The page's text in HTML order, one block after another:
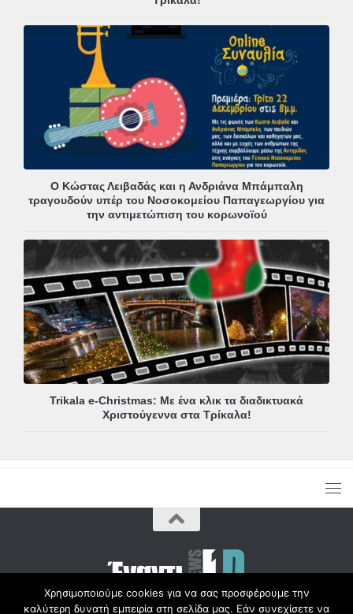
Ο Κώστας Λειβαδάς και η Ανδριάνα Μπάμπαλη
τραγουδούν υπέρ του Νοσοκομείου Παπαγεωργίου για
την αντιμετώπιση του κορωνοϊού
Trikala e-Christmas: Με ένα κλικ τα διαδικτυακά
Χριστούγεννα στα Τρίκαλα!
Copyright © Radio1d.gr 2012-2017 |
Χρησιμοποιούμε cookies για να σας προσφέρουμε την
καλύτερη δυνατή εμπειρία στη σελίδα μας. Εάν συνεχίσετε να